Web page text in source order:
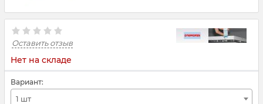
Оставить отзыв
Нет на складе
Вариант:
1 шт